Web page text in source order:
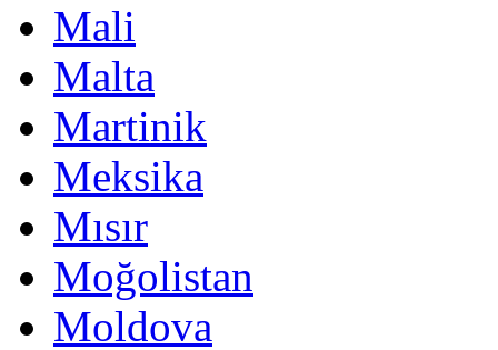
Mali
Malta
Martinik
Meksika
Mısır
Moğolistan
Moldova